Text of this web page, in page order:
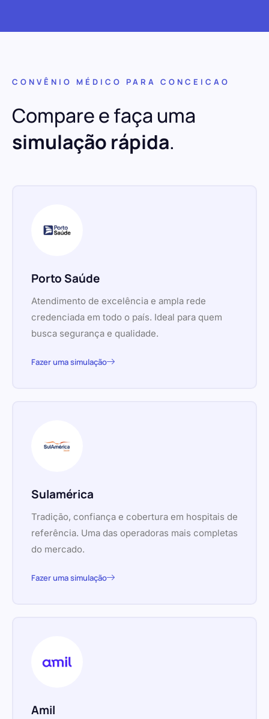
CONVÊNIO MÉDICO PARA CONCEICAO
Compare e faça uma
simulação rápida.
Porto Saúde
Atendimento de excelência e ampla rede
credenciada em todo o país. Ideal para quem
busca segurança e qualidade.
Fazer uma simulação
Sulamérica
Tradição, confiança e cobertura em hospitais de
referência. Uma das operadoras mais completas
do mercado.
Fazer uma simulação
Amil